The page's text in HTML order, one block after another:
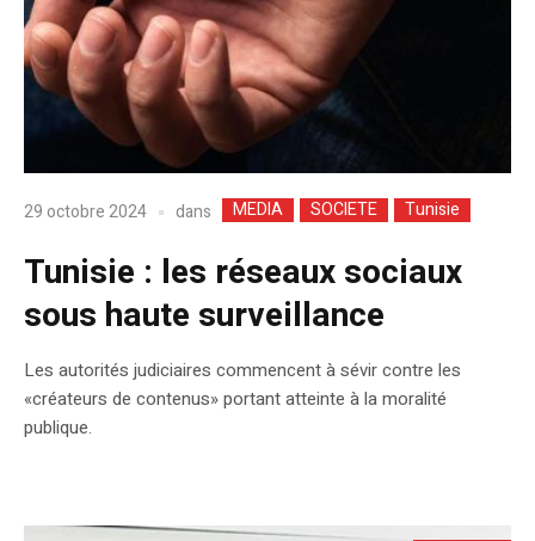
29 octobre 2024 dans MEDIA SOCIETE Tunisie
Tunisie : les réseaux sociaux
sous haute surveillance
Les autorités judiciaires commencent à sévir contre les
«créateurs de contenus» portant atteinte à la moralité
publique.